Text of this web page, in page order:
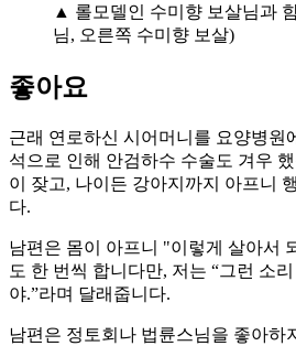
▲ 롤모델인 수미향 보살님과
님, 오른쪽 수미향 보살)
좋아요
근래 연로하신 시어머니를 요양병원
석으로 인해 안검하수 수술도 겨우
이 잦고, 나이든 강아지까지 아프니
다.
남편은 몸이 아프니 "이렇게 살아서
도 한 번씩 합니다만, 저는 “그런 소
야.”라며 달래줍니다.
남편은 정토회나 법륜스님을 좋아하